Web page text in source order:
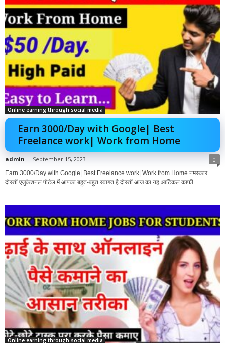
Online earning through social media
Earn 3000/Day with Google| Best
Freelance work| Work from Home
admin - September 15, 2023 0
Earn 3000/Day with Google| Best Freelance work| Work from Home नमस्कार
दोस्तों एजुकेशनल पोर्टल में आपका बहुत-बहुत स्वागत है दोस्तों आज का यह आर्टिकल काफी...
Online earning through social media